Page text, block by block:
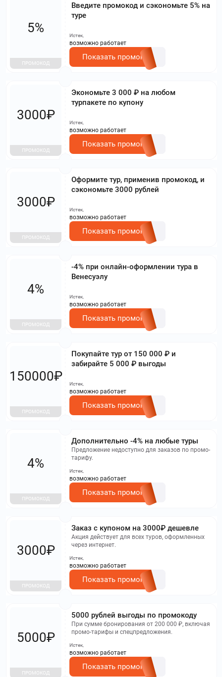
Введите промокод и сэкономьте 5% на
туре
5%
ПРОМОКОД
Истек,
возможно работает
Показать промокод
Экономьте 3 000 ₽ на любом
турпакете по купону
3000₽
ПРОМОКОД
Истек,
возможно работает
Показать промокод
Оформите тур, применив промокод, и
сэкономьте 3000 рублей
3000₽
ПРОМОКОД
Истек,
возможно работает
Показать промокод
-4% при онлайн-оформлении тура в
Венесуэлу
4%
ПРОМОКОД
Истек,
возможно работает
Показать промокод
Покупайте тур от 150 000 ₽ и
забирайте 5 000 ₽ выгоды
150000₽
ПРОМОКОД
Истек,
возможно работает
Показать промокод
Дополнительно -4% на любые туры
Предложение недоступно для заказов по промо-
тарифу.
4%
ПРОМОКОД
Истек,
возможно работает
Показать промокод
Заказ с купоном на 3000₽ дешевле
Акция действует для всех туров, оформленных
через интернет.
3000₽
ПРОМОКОД
Истек,
возможно работает
Показать промокод
5000 рублей выгоды по промокоду
При сумме бронирования от 200 000 ₽, включая
промо-тарифы и спецпредложения.
5000₽
ПРОМОКОД
Истек,
возможно работает
Показать промокод